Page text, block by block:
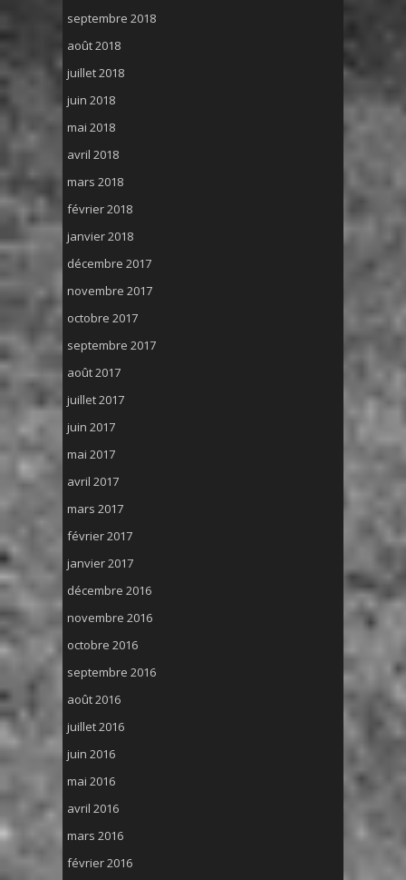
septembre 2018
août 2018
juillet 2018
juin 2018
mai 2018
avril 2018
mars 2018
février 2018
janvier 2018
décembre 2017
novembre 2017
octobre 2017
septembre 2017
août 2017
juillet 2017
juin 2017
mai 2017
avril 2017
mars 2017
février 2017
janvier 2017
décembre 2016
novembre 2016
octobre 2016
septembre 2016
août 2016
juillet 2016
juin 2016
mai 2016
avril 2016
mars 2016
février 2016